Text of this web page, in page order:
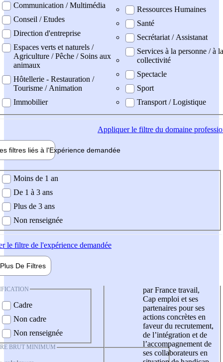
Communication / Multimédia
Conseil / Etudes
Direction d'entreprise
Espaces verts et naturels /
Agriculture / Pêche / Soins aux
animaux
Hôtellerie - Restauration /
Tourisme / Animation
Immobilier
Ressources Humaines
Santé
Secrétariat / Assistanat
Services à la personne / à la
collectivité
Spectacle
Sport
Transport / Logistique
Appliquerle filtre du domaine
filtres liés à l'Expérience demandée
demandée
Moins de 1 an
De 1 à 3 ans
Plus de 3 ans
Non renseignée
le filtre de l'expérience demandée
Plus De Filtres
Cadre
Non cadre
Non renseignée
BRUT MINIMUM
par France travail,
Cap emploi et ses
partenaires pour ses
actions concrètes en
faveur du recrutement,
de l’intégration et de
l’accompagnement de
ses collaborateurs en